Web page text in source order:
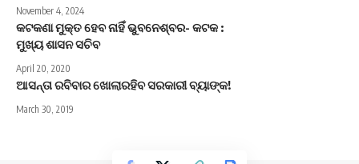
November 4, 2024
କଟକଣା ମୁକ୍ତ ହେବ ନାହିଁ ଭୁବନେଶ୍ବର- କଟକ :
ମୁଖ୍ୟ ଶାସନ ସଚିବ
April 20, 2020
ଆସନ୍ତା ରବିବାର ଖୋଲାରହିବ ସରକାରୀ ବ୍ୟାଙ୍କ!
March 30, 2019